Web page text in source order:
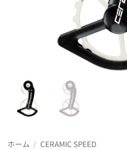
ホーム / CERAMIC SPEED